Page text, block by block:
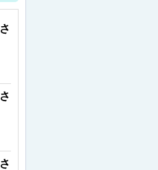
さ
さ
さ